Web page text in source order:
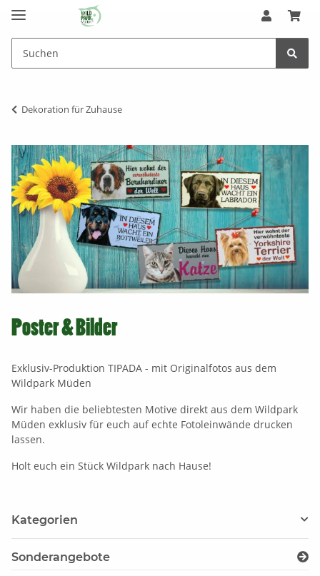
Dekoration für Zuhause
Poster & Bilder
Exklusiv-Produktion TIPADA - mit Originalfotos aus dem
Wildpark Müden
Wir haben die beliebtesten Motive direkt aus dem Wildpark
Müden exklusiv für euch auf echte Fotoleinwände drucken
lassen.
Holt euch ein Stück Wildpark nach Hause!
Kategorien
Sonderangebote